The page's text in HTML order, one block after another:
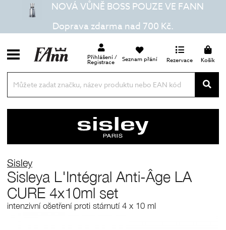
NOVÁ VŮNĚ BOSS POUZE VE FANN
Doprava zdarma nad 700 Kč.
Přihlášení /
Registrace Seznam přání Rezervace Košík
Sisley
Sisleya L'Intégral Anti-Âge LA
CURE 4x10ml set
intenzivní ošetření proti stárnutí 4 x 10 ml